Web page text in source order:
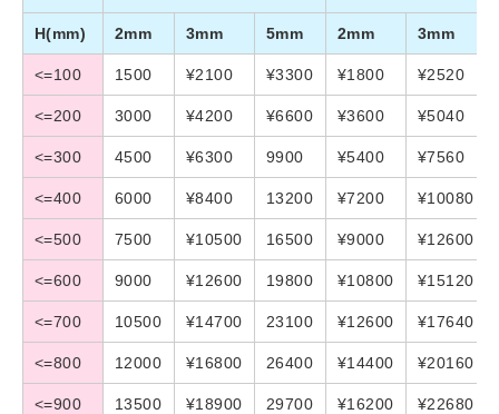
H(mm) 2mm 3mm 5mm 2mm 3mm
<=100 1500 ¥2100 ¥3300 ¥1800 ¥2520
<=200 3000 ¥4200 ¥6600 ¥3600 ¥5040
<=300 4500 ¥6300 9900 ¥5400 ¥7560
<=400 6000 ¥8400 13200 ¥7200 ¥10080
<=500 7500 ¥10500 16500 ¥9000 ¥12600
<=600 9000 ¥12600 19800 ¥10800 ¥15120
<=700 10500 ¥14700 23100 ¥12600 ¥17640
<=800 12000 ¥16800 26400 ¥14400 ¥20160
<=900 13500 ¥18900 29700 ¥16200 ¥22680